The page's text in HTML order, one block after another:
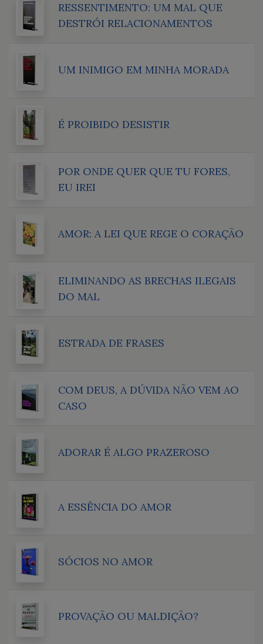
RESSENTIMENTO: UM MAL QUE
DESTRÓI RELACIONAMENTOS
UM INIMIGO EM MINHA MORADA
É PROIBIDO DESISTIR
POR ONDE QUER QUE TU FORES,
EU IREI
AMOR: A LEI QUE REGE O CORAÇÃO
ELIMINANDO AS BRECHAS ILEGAIS
DO MAL
ESTRADA DE FRASES
COM DEUS, A DÚVIDA NÃO VEM AO
CASO
ADORAR É ALGO PRAZEROSO
A ESSÊNCIA DO AMOR
SÓCIOS NO AMOR
PROVAÇÃO OU MALDIÇÃO?